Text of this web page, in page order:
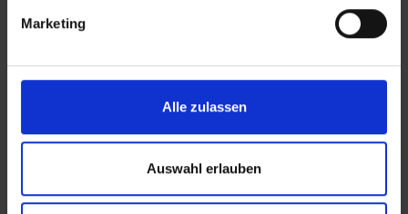
Marketing
Alle zulassen
Auswahl erlauben
E-Mail:info@mli24.de
www.luenendonk-immobilien.de